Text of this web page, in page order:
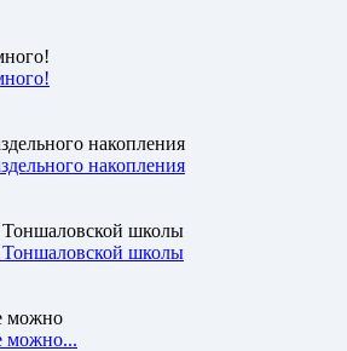
накопления
накопления
школы
Тоншаловской школы
можно
можно...